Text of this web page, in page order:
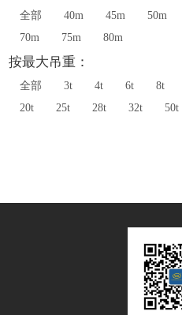
全部 40m 45m 50m
70m
75m 80m
按最大吊重：
全部 3t 4t 6t 8t
20t
25t 28t 32t 50t